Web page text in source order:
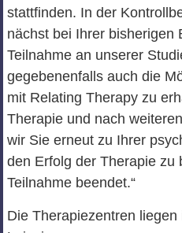
stattfinden. In der
nächst bei Ihrer bisherigen
Teilnahme an unserer
gegebenenfalls auch die
mit Relating Therapy zu
Therapie und nach
wir Sie erneut zu Ihrer
den Erfolg der Therapie zu
Teilnahme beendet.“
Die Therapiezentren